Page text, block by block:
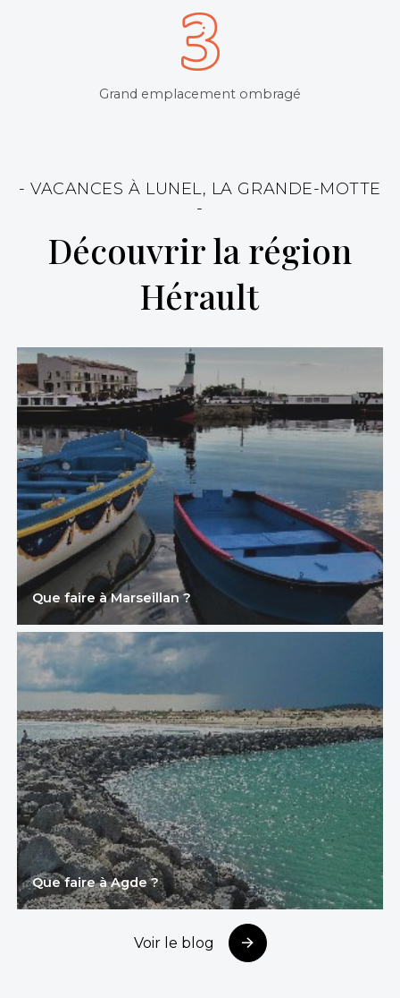
Grand emplacement ombragé
- VACANCES À LUNEL, LA GRANDE-MOTTE
-
Découvrir la région
Hérault
Que faire à Marseillan ?
Que faire à Agde ?
Voir le blog